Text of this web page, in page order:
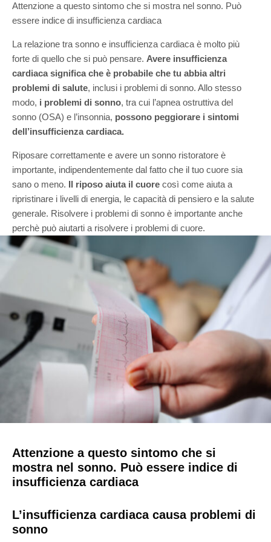
Attenzione a questo sintomo che si mostra nel sonno. Può
essere indice di insufficienza cardiaca
La relazione tra sonno e insufficienza cardiaca è molto più
forte di quello che si può pensare. Avere insufficienza
cardiaca significa che è probabile che tu abbia altri
problemi di salute, inclusi i problemi di sonno. Allo stesso
modo, i problemi di sonno, tra cui l’apnea ostruttiva del
sonno (OSA) e l’insonnia, possono peggiorare i sintomi
dell’insufficienza cardiaca.
Riposare correttamente e avere un sonno ristoratore è
importante, indipendentemente dal fatto che il tuo cuore sia
sano o meno. Il riposo aiuta il cuore così come aiuta a
ripristinare i livelli di energia, le capacità di pensiero e la salute
generale. Risolvere i problemi di sonno è importante anche
perchè può aiutarti a risolvere i problemi di cuore.
Attenzione a questo sintomo che si
mostra nel sonno. Può essere indice di
insufficienza cardiaca
L’insufficienza cardiaca causa problemi di
sonno